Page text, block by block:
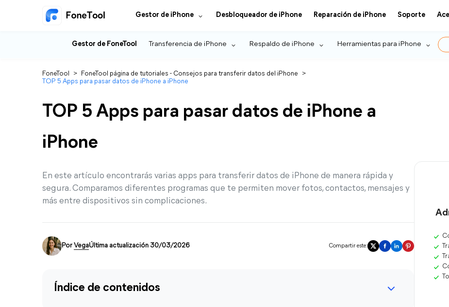
Gestor de iPhone Desbloqueador de iPhone Reparación de iPhone Soporte
Gestor de FoneTool Transferencia de iPhone Respaldo de iPhone Herramientas para iPhone
FoneTool > FoneTool página de tutoriales - Consejos para transferir datos del iPhone
>
TOP 5 Apps para pasar datos de iPhone a iPhone
TOP 5 Apps para pasar datos de iPhone a
iPhone
En este artículo encontrarás varias apps para transferir datos de iPhone de manera rápida y
segura. Comparamos diferentes programas que te permiten mover fotos, contactos, mensajes y
más entre dispositivos sin complicaciones.
Por VegaÚltima actualización 30/03/2026 Compartir este:
Índice de contenidos